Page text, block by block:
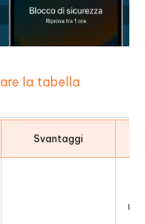
la tabella
Svantaggi